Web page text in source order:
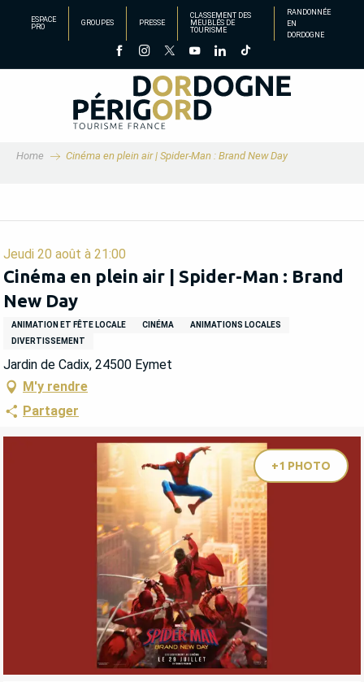
principal
ESPACE
PRO
GROUPES PRESSE
CLASSEMENT DES
MEUBLÉS DE
TOURISME
RANDONNÉE
EN
DORDOGNE
Home Cinéma en plein air | Spider-Man : Brand New Day
Jeudi 20 août à 21:00
Cinéma en plein air | Spider-Man : Brand
New Day
ANIMATION ET FÊTE LOCALE CINÉMA
ANIMATIONS LOCALES
DIVERTISSEMENT
Jardin de Cadix, 24500 Eymet
M'y rendre
Partager
+1 PHOTO